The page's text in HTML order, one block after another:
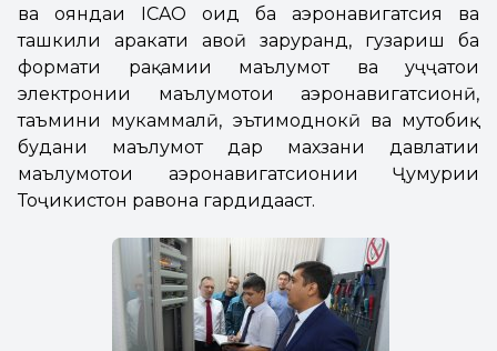
ва ояндаи ICAO оид ба аэронавигатсия ва
ташкили ҳаракати ҳавоӣ заруранд, гузариш ба
формати рақамии маълумот ва ҳуҷҷатҳои
электронии маълумотҳои аэронавигатсионӣ,
таъмини мукаммалӣ, эътимоднокӣ ва мутобиқ
будани маълумот дар махзани давлатии
маълумотҳои аэронавигатсионии Ҷумҳурии
Тоҷикистон равона гардидааст.